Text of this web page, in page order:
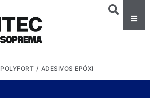
POLYFORT / ADESIVOS EPÓXI